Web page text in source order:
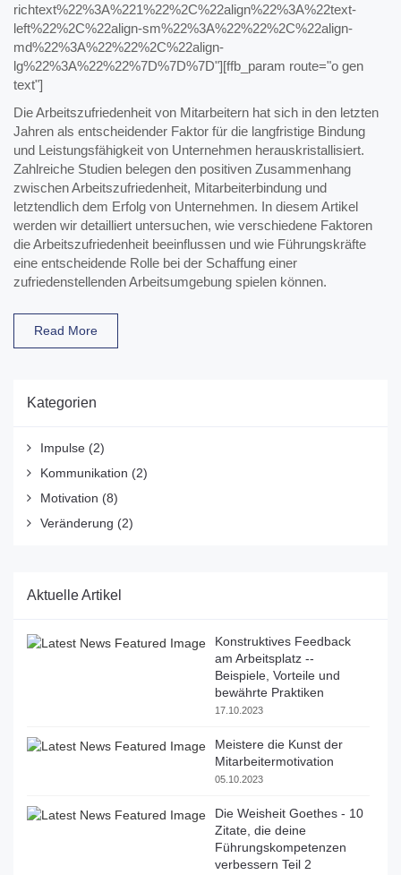
richtext%22%3A%221%22%2C%22align%22%3A%22text-
left%22%2C%22align-sm%22%3A%22%22%2C%22align-
md%22%3A%22%22%2C%22align-
lg%22%3A%22%22%7D%7D%7D"][ffb_param route="o gen
text"]
Die Arbeitszufriedenheit von Mitarbeitern hat sich in den letzten
Jahren als entscheidender Faktor für die langfristige Bindung
und Leistungsfähigkeit von Unternehmen herauskristallisiert.
Zahlreiche Studien belegen den positiven Zusammenhang
zwischen Arbeitszufriedenheit, Mitarbeiterbindung und
letztendlich dem Erfolg von Unternehmen. In diesem Artikel
werden wir detailliert untersuchen, wie verschiedene Faktoren
die Arbeitszufriedenheit beeinflussen und wie Führungskräfte
eine entscheidende Rolle bei der Schaffung einer
zufriedenstellenden Arbeitsumgebung spielen können.
Read More
Kategorien
Impulse (2)
Kommunikation (2)
Motivation (8)
Veränderung (2)
Aktuelle Artikel
Konstruktives Feedback
am Arbeitsplatz --
Beispiele, Vorteile und
bewährte Praktiken
17.10.2023
Meistere die Kunst der
Mitarbeitermotivation
05.10.2023
Die Weisheit Goethes - 10
Zitate, die deine
Führungskompetenzen
verbessern Teil 2